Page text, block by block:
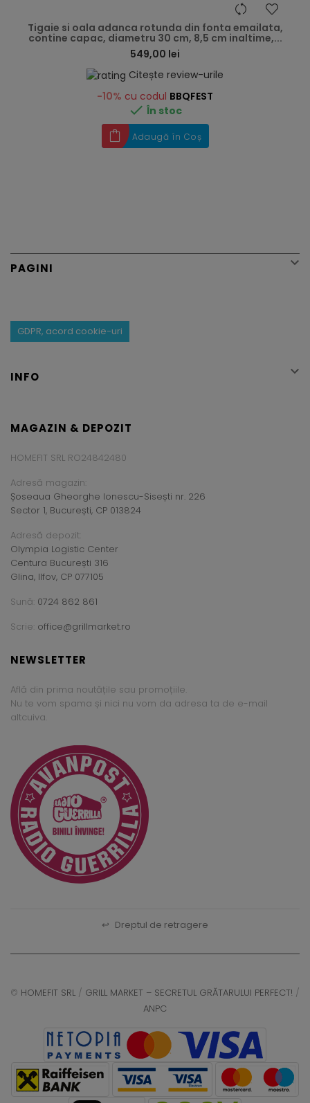
Tigaie si oala adanca rotunda din fonta emailata,
contine capac, diametru 30 cm, 8,5 cm inaltime,...
549,00 lei
Citește review-urile
-10% cu codul BBQFEST
 În stoc
Adaugă în Coș
PAGINI 
GDPR, acord cookie-uri
INFO 
MAGAZIN & DEPOZIT
HOMEFIT SRL RO24842480
Adresă magazin:
Șoseaua Gheorghe Ionescu-Sisești nr. 226
Sector 1, București, CP 013824
Adresă depozit:
Olympia Logistic Center
Centura București 316
Glina, Ilfov, CP 077105
Sună: 0724 862 861
Scrie: office@grillmarket.ro
NEWSLETTER
Află din prima noutățile sau promoțiile.
Nu te vom spama și nici nu vom da adresa ta de e-mail
altcuiva.
↩ Dreptul de retragere
© HOMEFIT SRL / GRILL MARKET – SECRETUL GRĂTARULUI PERFECT! /
ANPC